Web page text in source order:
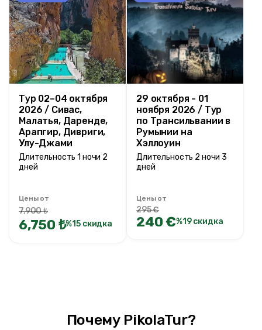
Тур 02–04 октября
2026 / Сивас,
Малатья, Даренде,
Арапгир, Дивриги,
Улу-Джами
Длительность 1 ночи 2
дней
Цены от
7,900 ₺
6,750 ₺%15 скидка
29 октября - 01
ноября 2026 / Тур
по Трансильвании в
Румынии на
Хэллоуин
Длительность 2 ночи 3
дней
Цены от
295 €
240 €%19 скидка
Почему PikolaTur?